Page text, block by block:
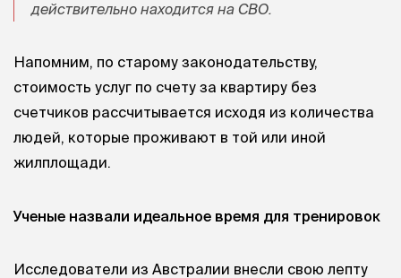
действительно находится на СВО.
Напомним, по старому законодательству,
стоимость услуг по счету за квартиру без
счетчиков рассчитывается исходя из количества
людей, которые проживают в той или иной
жилплощади.
Ученые назвали идеальное время для тренировок
Исследователи из Австралии внесли свою лепту